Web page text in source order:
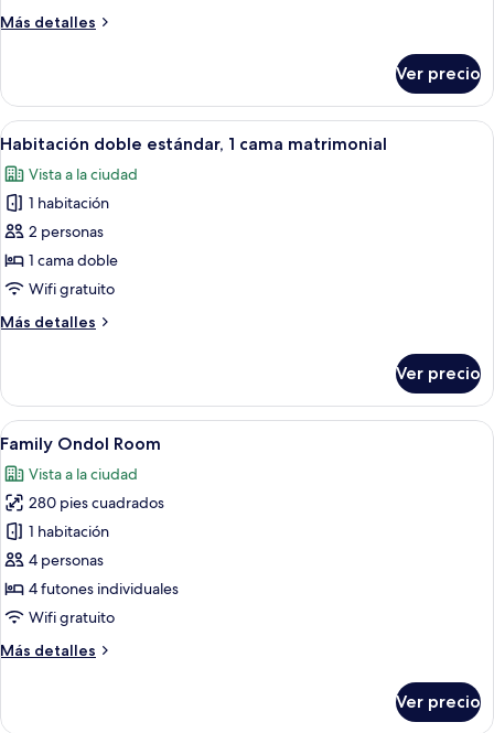
2
Más detalles
Más
Deluxe
con
2
individuales
Ver precio
Abrir
todas
las
fotos
de
Habitación
doble
1
Habitación de hotel con cama,
4
Habitación doble estándar, 1 cama matrimonial
Vista a la ciudad
1 habitación
2 personas
1 cama doble
Wifi gratuito
Más detalles
Más
doble
estándar,
1
matrimonial
Ver precio
Abrir
todas
las
fotos
de
Family
Ondol
Room
Habitación de hotel con dos camas,
4
Family Ondol Room
Vista a la ciudad
280 pies cuadrados
1 habitación
4 personas
4 futones individuales
Wifi gratuito
Más detalles
Más
Ondol
Ver precio